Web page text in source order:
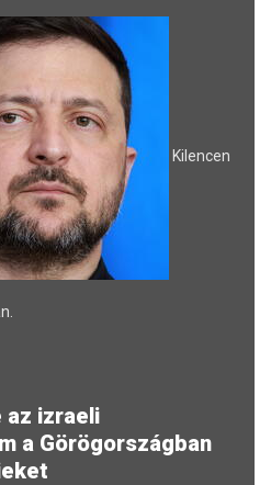
Kilencen
izraeli
a Görögországban